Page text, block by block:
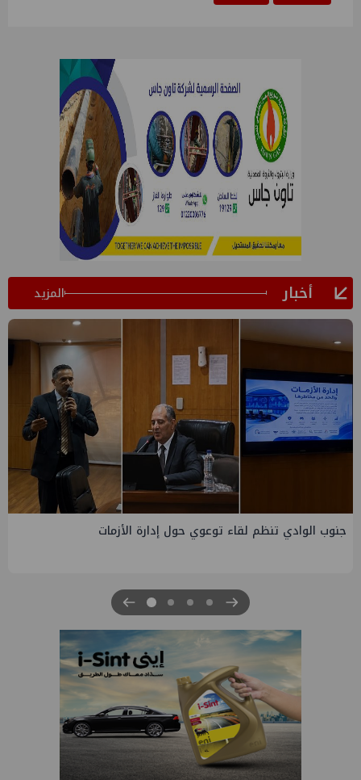
أخبار المزيد
التخطيط والبترول يبحثان جهود تحقيق أمن الطاقة ضمن خطة